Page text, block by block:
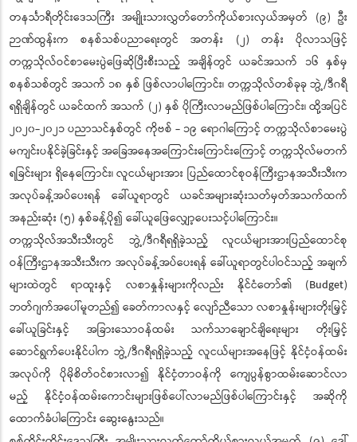
တနင်္သာရီတိုင်းဒေသကြီး အမျိုးသားလွှတ်တော်ကိုယ်စားလှယ်အမှတ် (၉) ဦး
ဉာဏ်ထွန်းက စနစ်သစ်ပညာရေးတွင် အတန်း (၂) တန်း ပိုလာသဖြင့်
တက္ကသိုလ်ဝင်စာမေးပွဲဖြေဆိုပြီးစီးသည့် အချိန်တွင် ယခင်အသက် ၁၆ နှစ်မှ
စနစ်သစ်တွင် အသက် ၁၈ နှစ် ဖြစ်လာပါကြောင်း၊ တက္ကသိုလ်တစ်ခုခု ဘွဲ့/ဒီဂရီ
ရရှိချိန်တွင် ယခင်ထက် အသက် (၂) နှစ် ပိုကြီးလာမည်ဖြစ်ပါကြောင်း၊ ထို့အပြင်
၂၀၂၀-၂၀၂၁ ပညာသင်နှစ်တွင် ကိုဗစ် - ၁၉ ရောဂါကြောင့် တက္ကသိုလ်စာမေးပွဲ
မကျင်းပနိုင်ခဲ့ခြင်းနှင့် အခြေအနေအကြောင်းကြောင်းကြောင့် တက္ကသိုလ်မတက်
ရခြင်းများ ရှိနေကြောင်း၊ လူငယ်များအား ပြည်ထောင်စုဝန်ကြီးဌာနအသီးသီးက
အလုပ်ခန့်အပ်ပေးရန် ခေါ်ယူရာတွင် ယခင်အများဆုံးသတ်မှတ်အသက်ထက်
အနည်းဆုံး (၅) နှစ်ခန့်ပို၍ ခေါ်ယူဖြေလျှော့ပေးသင့်ပါကြောင်း။
တက္ကသိုလ်အသီးသီးတွင် ဘွဲ့/ဒီဂရီရရှိခဲ့သည့် လူငယ်များအားပြည်ထောင်စု
ဝန်ကြီးဌာနအသီးသီးက အလုပ်ခန့်အပ်ပေးရန် ခေါ်ယူရာတွင်ပါဝင်သည့် အချက်
များထဲတွင် ရာထူးနှင့် လစာနှုန်းများကိုလည်း နိုင်ငံတော်၏ (Budget)
ဘတ်ဂျက်အပေါ်မူတည်၍ ခေတ်ကာလနှင့် လျော်ညီသော လစာနှုန်းများတိုးမြှင့်
ခေါ်ယူခြင်းနှင့် အခြားသောဝန်ထမ်း သက်သာချောင်ချိရေးများ တိုးမြှင့်
ဆောင်ရွက်ပေးနိုင်ပါက ဘွဲ့/ဒီဂရီရရှိခဲ့သည့် လူငယ်များအနေဖြင့် နိုင်ငံ့ဝန်ထမ်း
အလုပ်ကို ပိုမိုစိတ်ဝင်စားလာ၍ နိုင်ငံ့တာဝန်ကို ကျေပွန်စွာထမ်းဆောင်လာ
မည့် နိုင်ငံ့ဝန်ထမ်းကောင်းများဖြစ်ပေါ်လာမည်ဖြစ်ပါကြောင်းနှင့် အဆိုကို
ထောက်ခံပါကြောင်း ဆွေးနွေးသည်။